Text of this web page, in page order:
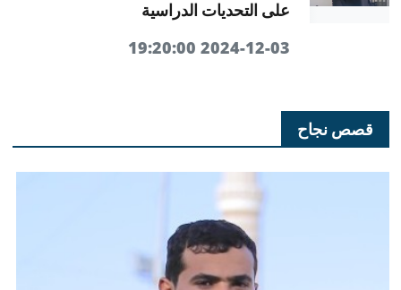
على التحديات الدراسية
2024-12-03 19:20:00
قصص نجاح